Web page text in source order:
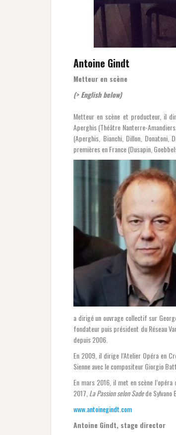
Antoine Gindt
Metteur en scène
(> English below)
Metteur en scène et producteur, il
Aperghis (Théâtre Nanterre-
(Aperghis, Bianchi, Dillon, Donatoni,
premières en France (Dusapin,
a dirigé un ouvrage collectif sur
fondateur puis président du Réseau
depuis 2006.
En 2009, il dirige l’Atelier Opéra en
Sienne avec le compositeur Giorgio
En mars 2016, il met en scène l’opéra
2017,La Passion selon Sadede Sylvano
www.antoinegindt.com
Antoine Gindt, stage director